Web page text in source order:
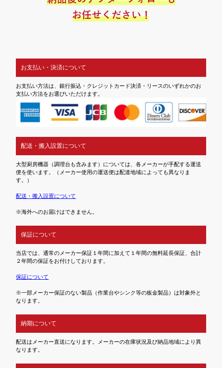
お支払い・決済について
お支払い方法は、銀行振込・クレジットカード決済・リースのいずれかのお
支払い方法をお選びいただけます。
配送・搬入設置について
大型厨房機器（調理台も含みます）については、各メーカーが手配する運送
便を使います。（メーカー使用の運送便は配達地域によっても異なりま
す。）
配送・搬入設置について
※海外へのお届けはできません。
保証について
当店では、通常のメーカー保証１年間に加えて１年間の無料延長保証、合計
２年間の保証をお付けしております。
保証について
※一部メーカー保証のない製品（作業台やシンク等の板金製品）は対象外と
なります。
納期について
配送はメーカー直送になります。メーカーの在庫状況及び納品地域により異
なります。